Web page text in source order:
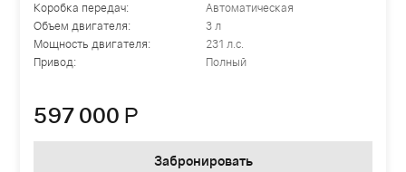
Коробка передач:
Автоматическая
Объем двигателя:
3 л
Мощность двигателя:
231 л.с.
Привод:
Полный
597 000 Р
Забронировать